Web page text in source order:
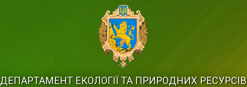
ДЕПАРТАМЕНТ ЕКОЛОГІЇ ТА ПРИРОДНИХ РЕСУРСІВ